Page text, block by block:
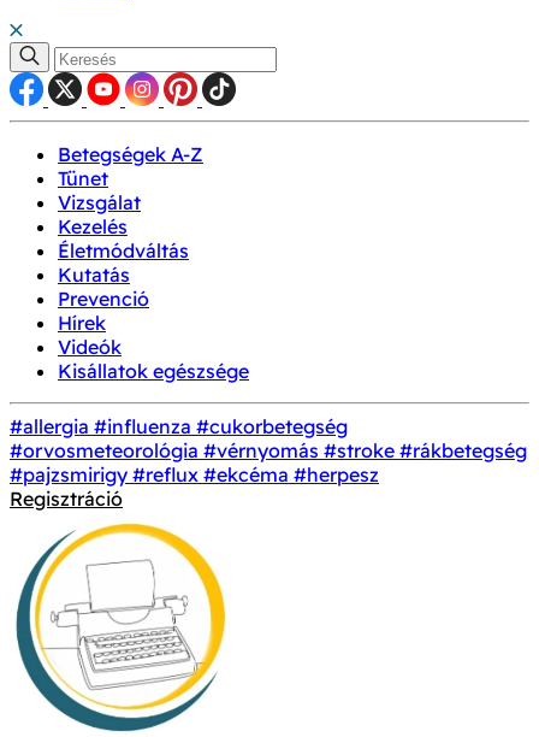
Betegségek A-Z
Tünet
Vizsgálat
Kezelés
Életmódváltás
Kutatás
Prevenció
Hírek
Videók
Kisállatok egészsége
#allergia #influenza #cukorbetegség
#orvosmeteorológia #vérnyomás #stroke #rákbetegség
#pajzsmirigy #reflux #ekcéma #herpesz
Regisztráció